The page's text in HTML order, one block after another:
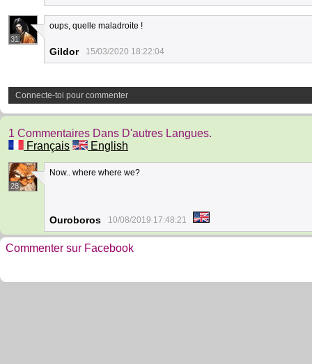
31
oups, quelle maladroite !
Gildor 15/03/2020 18:22:04
Connecte-toi pour commenter
1 Commentaires Dans D'autres Langues.
Français
English
28
Now.. where where we?
Ouroboros 10/08/2019 17:48:21
Commenter sur Facebook